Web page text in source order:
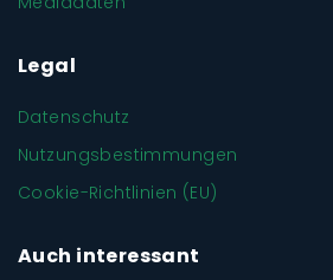
Legal
Datenschutz
Nutzungsbestimmungen
Cookie-Richtlinien (EU)
Auch interessant